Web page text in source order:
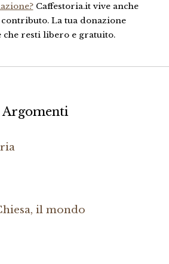
Caffestoria.it vive anche
La tua donazione
che resti libero e gratuito.
Argomenti
il mondo